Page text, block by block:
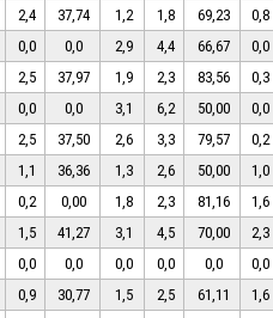
2,4 37,74 1,2 1,8 69,23 0,8
0,0 0,0 2,9 4,4 66,67 0,0
2,5 37,97 1,9 2,3 83,56 0,3
0,0 0,0 3,1 6,2 50,00 0,0
2,5 37,50 2,6 3,3 79,57 0,2
1,1 36,36 1,3 2,6 50,00 1,0
0,2 0,00 1,8 2,3 81,16 1,6
1,5 41,27 3,1 4,5 70,00 2,3
0,0 0,0 0,0 0,0 0,0 0,0
0,9 30,77 1,5 2,5 61,11 1,6